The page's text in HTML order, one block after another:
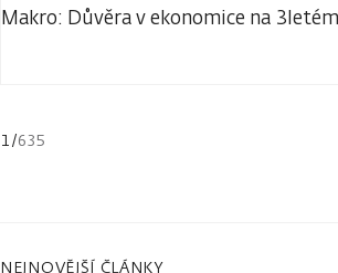
Makro: Důvěra v ekonomice na
1/635
NEJNOVĚJŠÍ ČLÁNKY